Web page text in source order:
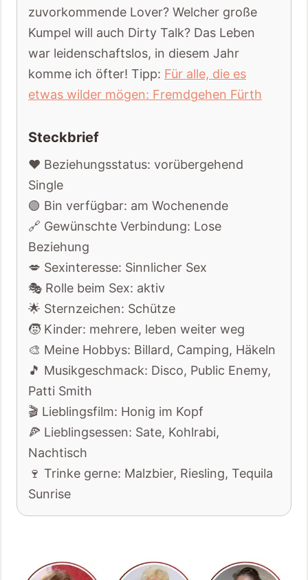
zuvorkommende Lover? Welcher große
Kumpel will auch Dirty Talk? Das Leben
war leidenschaftslos, in diesem Jahr
komme ich öfter! Tipp: Für alle, die es
etwas wilder mögen: Fremdgehen Fürth
Steckbrief
❤️ Beziehungsstatus: vorübergehend
Single
🟢 Bin verfügbar: am Wochenende
🔗 Gewünschte Verbindung: Lose
Beziehung
💋 Sexinteresse: Sinnlicher Sex
🎭 Rolle beim Sex: aktiv
🌟 Sternzeichen: Schütze
🧒 Kinder: mehrere, leben weiter weg
🎨 Meine Hobbys: Billard, Camping, Häkeln
🎵 Musikgeschmack: Disco, Public Enemy,
Patti Smith
🎬 Lieblingsfilm: Honig im Kopf
🍕 Lieblingsessen: Sate, Kohlrabi,
Nachtisch
🍷 Trinke gerne: Malzbier, Riesling, Tequila
Sunrise